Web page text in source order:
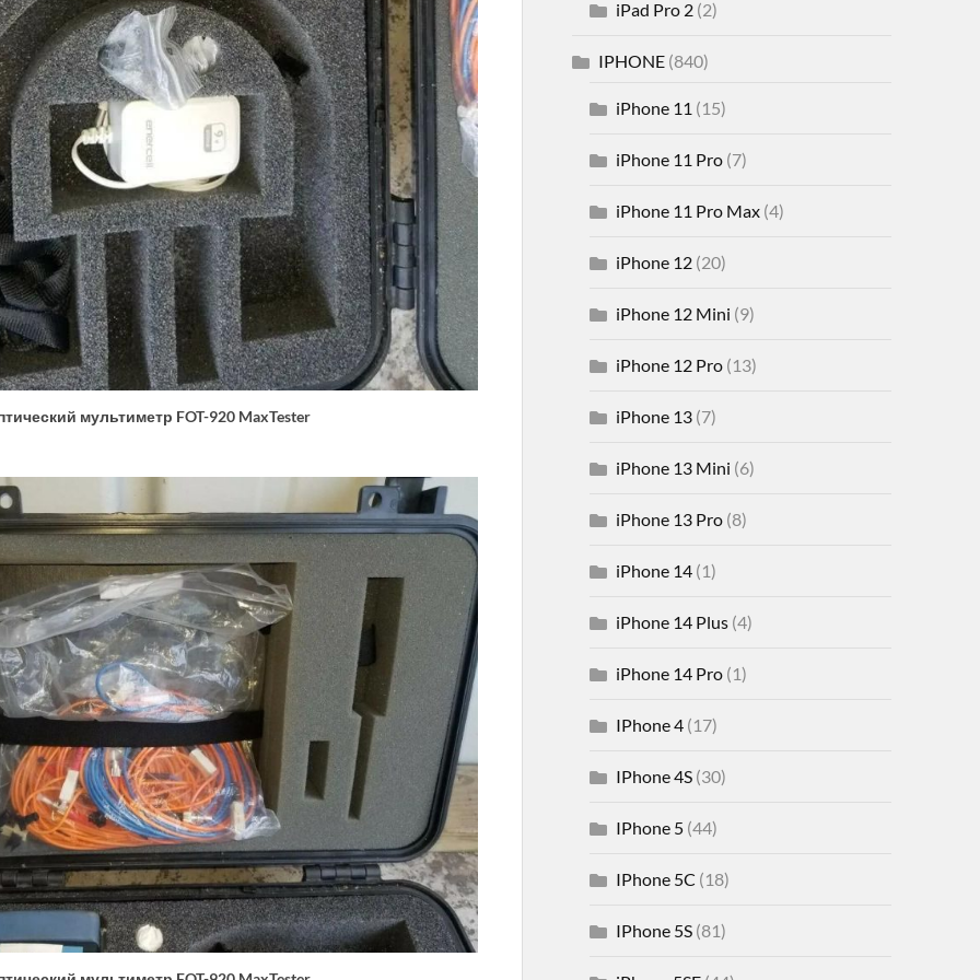
мультиметр FOT-920 MaxTester
iPad Pro 2(2)
IPHONE(840)
iPhone 11 (15)
iPhone 11 Pro(7)
iPhone 11 Pro Max(4)
iPhone 12(20)
iPhone 12 Mini (9)
iPhone 12 Pro(13)
iPhone 13(7)
iPhone 13 Mini (6)
iPhone 13 Pro(8)
iPhone 14(1)
iPhone 14 Plus(4)
iPhone 14 Pro(1)
IPhone 4(17)
IPhone 4S(30)
IPhone 5(44)
IPhone 5C (18)
IPhone 5S(81)